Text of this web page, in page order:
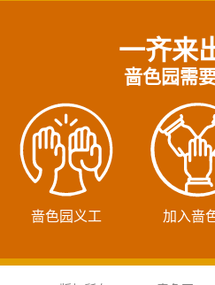
一齐来
啬色园需
啬色园义工 加入啬